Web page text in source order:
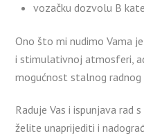
vozačku dozvolu B
Ono što mi nudimo Vama
i stimulativnoj atmosferi,
mogućnost stalnog radnog
Raduje Vas i ispunjava rad
želite unaprijediti i